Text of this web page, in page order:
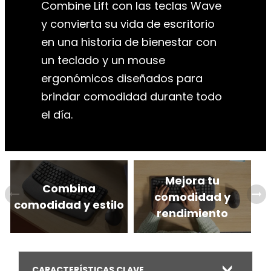
Combina
comodidad y estilo
Mejora tu
comodidad y
rendimiento
arrow_right_alt arrow_right_alt